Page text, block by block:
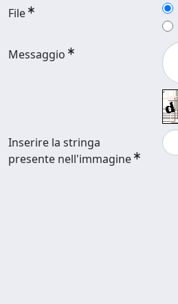
File
Messaggio
Inserire la stringa
presente nell'immagine